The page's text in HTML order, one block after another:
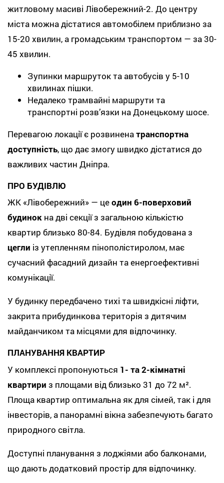
житловому масиві Лівобережний-2. До центру
міста можна дістатися автомобілем приблизно за
15-20 хвилин, а громадським транспортом — за 30-
45 хвилин.
Зупинки маршруток та автобусів у 5-10
хвилинах пішки.
Недалеко трамвайні маршрути та
транспортні розв’язки на Донецькому шосе.
Перевагою локації є розвиненатранспортна
доступність, що дає змогу швидко дістатися до
важливих частин Дніпра.
ПРО БУДІВЛЮ
ЖК «Лівобережний» — цеодин 6-поверховий
будинок на дві секції з загальною кількістю
квартир близько 80-84. Будівля побудована з
цегли із утепленням пінополістиролом, має
сучасний фасадний дизайн та енергоефективні
комунікації.
У будинку передбачено тихі та швидкісні ліфти,
закрита прибудинкова територія з дитячим
майданчиком та місцями для відпочинку.
ПЛАНУВАННЯ КВАРТИР
У комплексі пропонуються 1- та 2-кімнатні
квартири з площами від близько 31 до 72 м².
Площа квартир оптимальна як для сімей, так і для
інвесторів, а панорамні вікна забезпечують багато
природного світла.
Доступні планування з лоджіями або балконами,
що дають додатковий простір для відпочинку.